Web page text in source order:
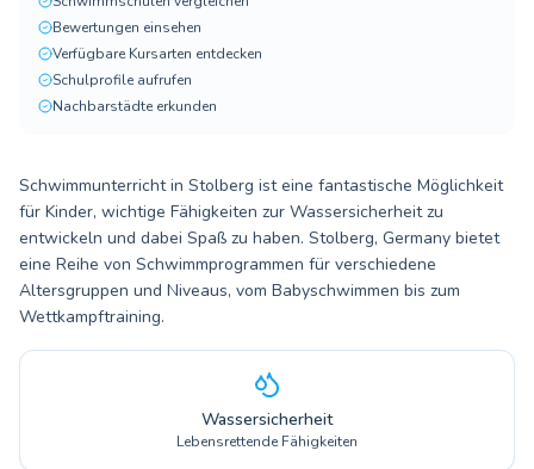
Bewertungen einsehen
Verfügbare Kursarten entdecken
Schulprofile aufrufen
Nachbarstädte erkunden
Schwimmunterricht in Stolberg ist eine fantastische Möglichkeit
für Kinder, wichtige Fähigkeiten zur Wassersicherheit zu
entwickeln und dabei Spaß zu haben. Stolberg, Germany bietet
eine Reihe von Schwimmprogrammen für verschiedene
Altersgruppen und Niveaus, vom Babyschwimmen bis zum
Wettkampftraining.
Wassersicherheit
Lebensrettende Fähigkeiten